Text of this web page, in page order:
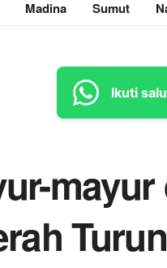
Madina Sumut
Ikuti
Turun